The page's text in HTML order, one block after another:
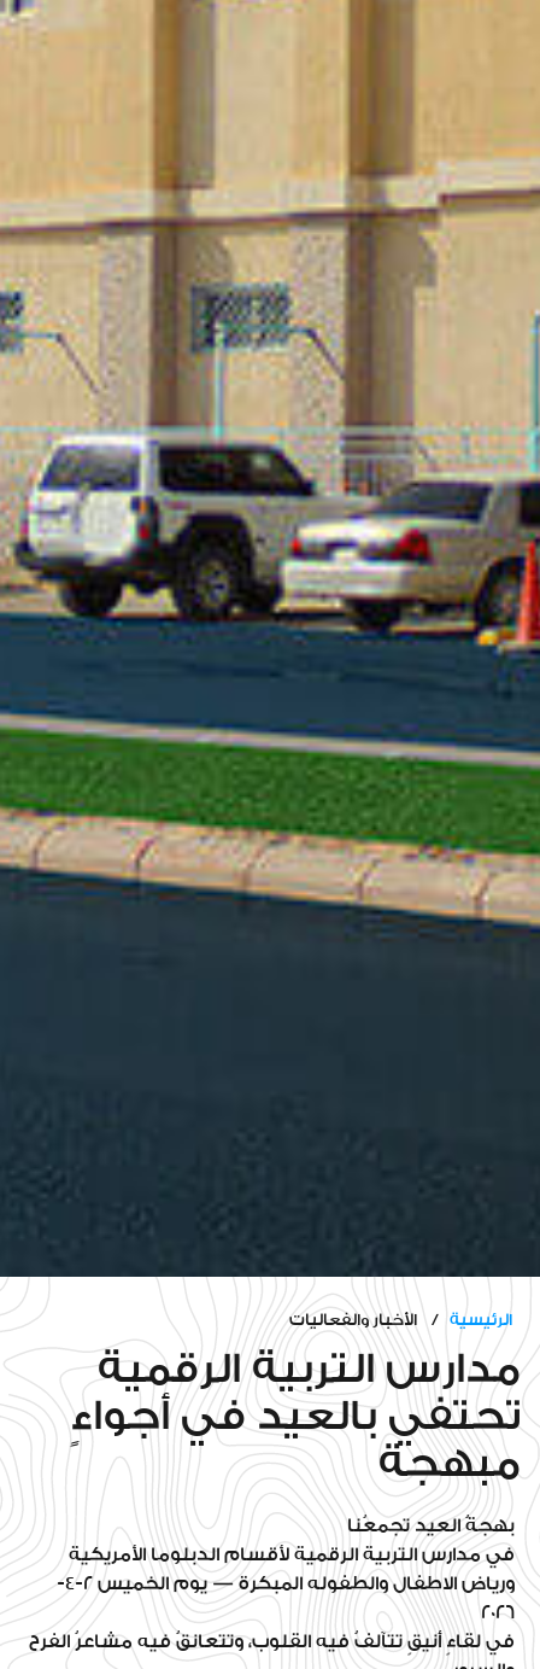
الرئيسية / الأخبار والفعاليات
مدارس التربية الرقمية
تحتفي بالعيد في أجواءٍ
مبهجة
بهجةُ العيد تجمعُنا
في مدارس التربية الرقمية لأقسام الدبلوما الأمريكية
ورياض الاطفال والطفوله المبكرة — يوم الخميس 2-4-
2026
في لقاءٍ أنيقٍ تتآلفُ فيه القلوب، وتتعانقُ فيه مشاعرُ الفرح